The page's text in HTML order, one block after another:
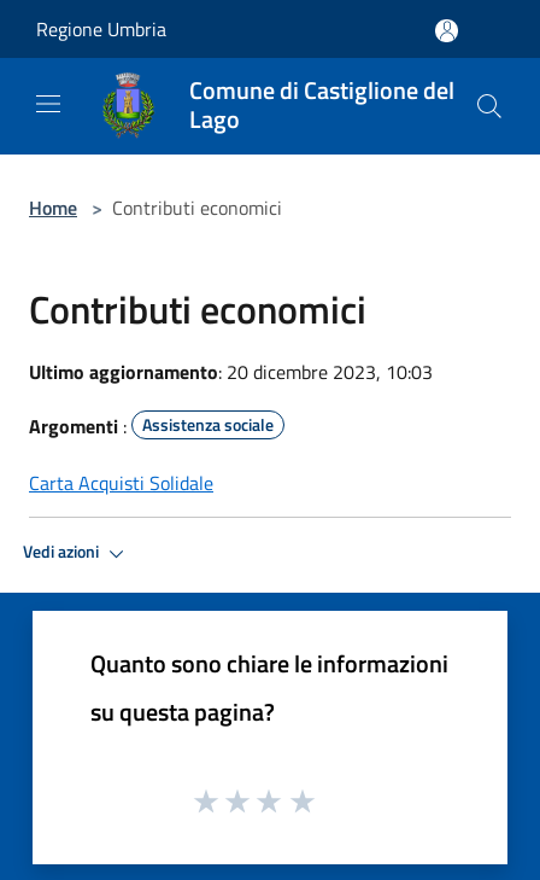
Regione Umbria
Comune di Castiglione del
Lago
Home > Contributi economici
Contributi economici
Ultimo aggiornamento: 20 dicembre 2023, 10:03
Argomenti : Assistenza sociale
Carta Acquisti Solidale
Vedi azioni
Quanto sono chiare le informazioni
su questa pagina?